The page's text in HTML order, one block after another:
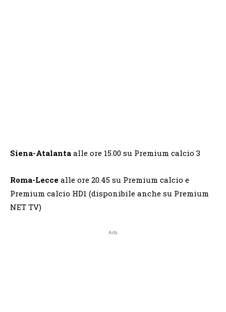
Siena-Atalanta alle ore 15.00 su Premium calcio 3
Roma-Lecce alle ore 20.45 su Premium calcio e
Premium calcio HD1 (disponibile anche su Premium
NET TV)
Ads